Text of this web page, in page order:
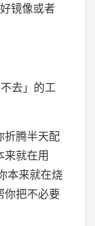
镜像或者
去」的工
折腾半天配
就在用
本来就在烧
把不必要